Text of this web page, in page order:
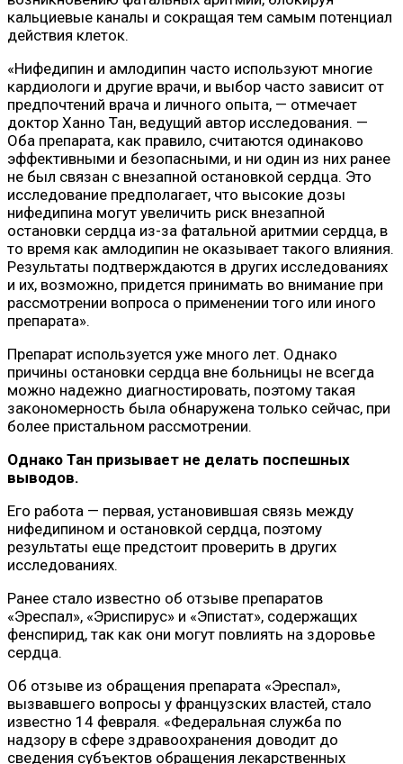
кальциевые каналы и сокращая тем самым потенциал
действия клеток.
«Нифедипин и амлодипин часто используют многие
кардиологи и другие врачи, и выбор часто зависит от
предпочтений врача и личного опыта, — отмечает
доктор Ханно Тан, ведущий автор исследования. —
Оба препарата, как правило, считаются одинаково
эффективными и безопасными, и ни один из них ранее
не был связан с внезапной остановкой сердца. Это
исследование предполагает, что высокие дозы
нифедипина могут увеличить риск внезапной
остановки сердца из-за фатальной аритмии сердца, в
то время как амлодипин не оказывает такого влияния.
Результаты подтверждаются в других исследованиях
и их, возможно, придется принимать во внимание при
рассмотрении вопроса о применении того или иного
препарата».
Препарат используется уже много лет. Однако
причины остановки сердца вне больницы не всегда
можно надежно диагностировать, поэтому такая
закономерность была обнаружена только сейчас, при
более пристальном рассмотрении.
Однако Тан призывает не делать поспешных
выводов.
Его работа — первая, установившая связь между
нифедипином и остановкой сердца, поэтому
результаты еще предстоит проверить в других
исследованиях.
Ранее стало известно об отзыве препаратов
«Эреспал», «Эриспирус» и «Эпистат», содержащих
фенспирид, так как они могут повлиять на здоровье
сердца.
Об отзыве из обращения препарата «Эреспал»,
вызвавшего вопросы у французских властей, стало
известно 14 февраля. «Федеральная служба по
надзору в сфере здравоохранения доводит до
сведения субъектов обращения лекарственных